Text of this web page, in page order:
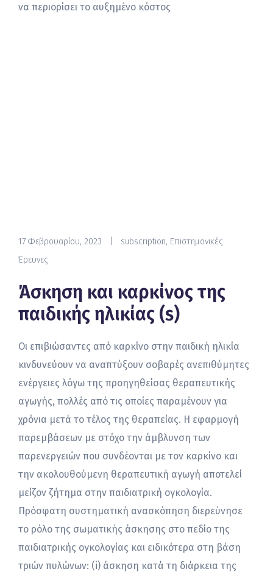
να περιορίσει το αυξημένο κόστος
17 Φεβρουαρίου, 2023 subscription, Επιστημονικές
Έρευνες
Άσκηση και καρκίνος της
παιδικής ηλικίας (s)
Οι επιβιώσαντες από καρκίνο στην παιδική ηλικία
κινδυνεύουν να αναπτύξουν σοβαρές ανεπιθύμητες
ενέργειες λόγω της προηγηθείσας θεραπευτικής
αγωγής, πολλές από τις οποίες παραμένουν για
χρόνια μετά το τέλος της θεραπείας. Η εφαρμογή
παρεμβάσεων με στόχο την άμβλυνση των
παρενεργειών που συνδέονται με τον καρκίνο και
την ακολουθούμενη θεραπευτική αγωγή αποτελεί
μείζον ζήτημα στην παιδιατρική ογκολογία.
Πρόσφατη συστηματική ανασκόπηση διερεύνησε
το ρόλο της σωματικής άσκησης στο πεδίο της
παιδιατρικής ογκολογίας και ειδικότερα στη βάση
τριών πυλώνων: (i) άσκηση κατά τη διάρκεια της